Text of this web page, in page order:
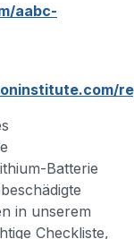
aabc-
Batterie
in unserem
Checkliste,